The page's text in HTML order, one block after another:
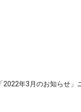
「2022年3月のお知らせ」